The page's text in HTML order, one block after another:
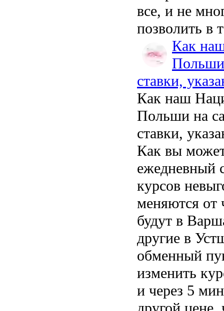
все, и не
позволить в
Как
Польши
ставки,
Как наш
Польши на
ставки,
Как вы
ежедневный
курсов
меняются от
будут в
другие в
обменный
изменить
и через 5